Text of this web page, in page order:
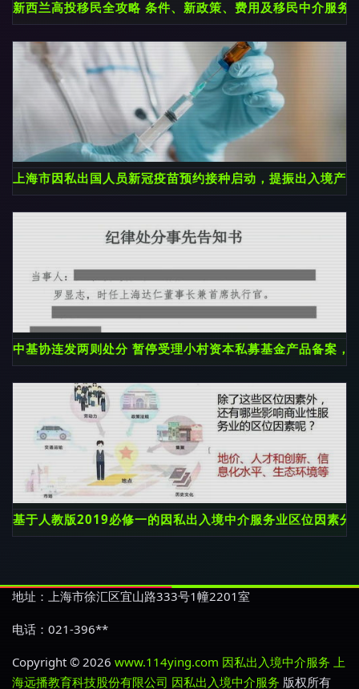
新西兰高投移民全攻略 条件、新政策、费用及移民中介服务
上海市因私出国人员新冠疫苗预约接种启动，提振出入境产
中基协连发两则处分 暂停受理小村资本私募基金产品备案
基于人教版2019必修一的因私出入境中介服务业区位因素分
地址：上海市徐汇区宜山路333号1幢2201室
电话：021-396**
Copyright © 2026 www.114ying.com 因私出入境中介服务 上
海远播教育科技股份有限公司 因私出入境中介服务 版权所有